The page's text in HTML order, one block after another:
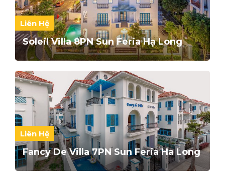
Liên Hệ
Soleil Villa 8PN Sun Feria Hạ Long
Liên Hệ
Fancy De Villa 7PN Sun Feria Ha Long